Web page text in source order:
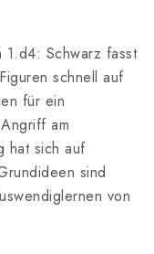
1.d4: Schwarz fasst
schnell auf
für ein
am
hat sich auf
sind
von